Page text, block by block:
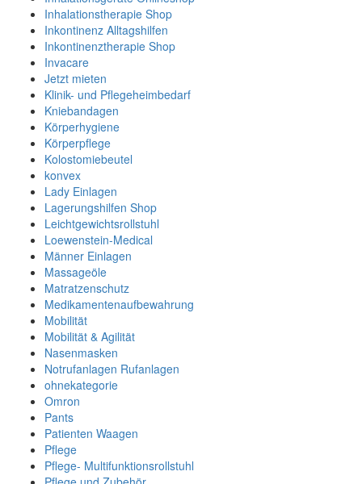
Inhalationstherapie Shop
Inkontinenz Alltagshilfen
Inkontinenztherapie Shop
Invacare
Jetzt mieten
Klinik- und Pflegeheimbedarf
Kniebandagen
Körperhygiene
Körperpflege
Kolostomiebeutel
konvex
Lady Einlagen
Lagerungshilfen Shop
Leichtgewichtsrollstuhl
Loewenstein-Medical
Männer Einlagen
Massageöle
Matratzenschutz
Medikamentenaufbewahrung
Mobilität
Mobilität & Agilität
Nasenmasken
Notrufanlagen Rufanlagen
ohnekategorie
Omron
Pants
Patienten Waagen
Pflege
Pflege- Multifunktionsrollstuhl